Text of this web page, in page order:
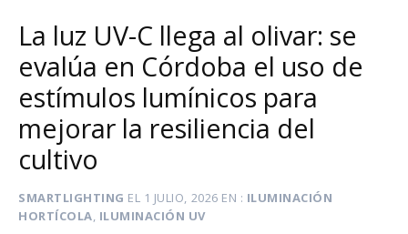
La luz UV-C llega al olivar: se
evalúa en Córdoba el uso de
estímulos lumínicos para
mejorar la resiliencia del
cultivo
SMARTLIGHTING EL 1 JULIO, 2026 EN
ILUMINACIÓN
HORTÍCOLA, ILUMINACIÓN UV